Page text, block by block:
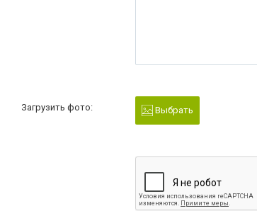
Загрузить фото: Выбрать